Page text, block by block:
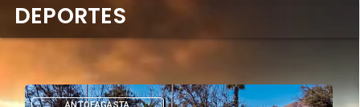
DEPORTES